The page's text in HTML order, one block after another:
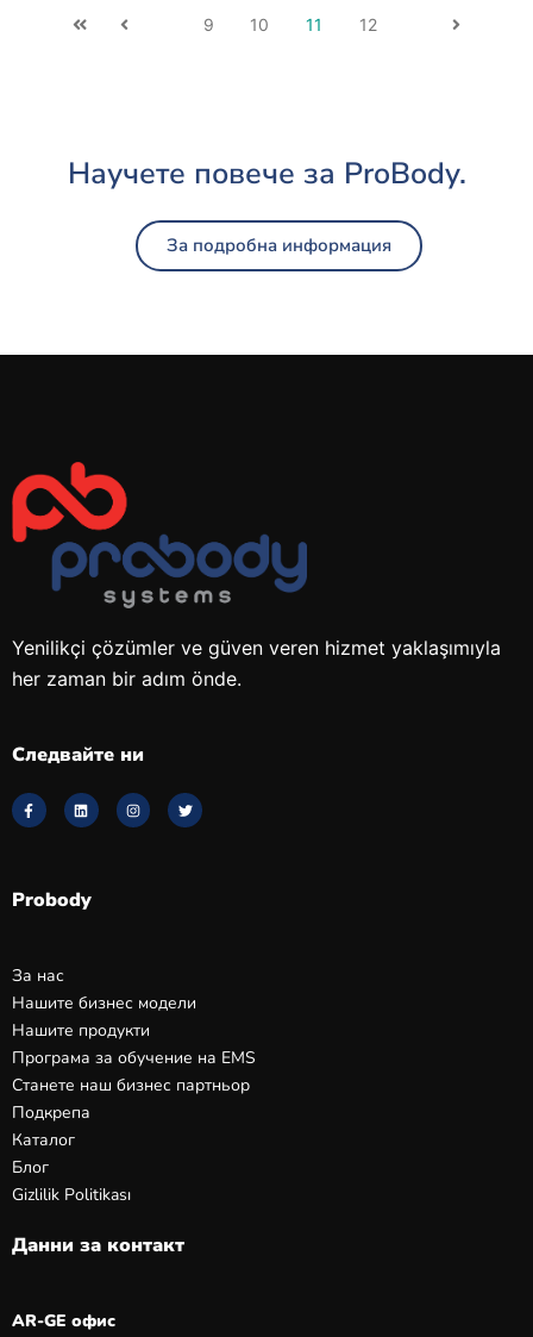
9 10 11 12
Научете повече за ProBody.
За подробна информация
Yenilikçi çözümler ve güven veren hizmet yaklaşımıyla
her zaman bir adım önde.
Следвайте ни
Probody
За нас
Нашите бизнес модели
Нашите продукти
Програма за обучение на EMS
Станете наш бизнес партньор
Подкрепа
Каталог
Блог
Gizlilik Politikası
Данни за контакт
AR-GE офис